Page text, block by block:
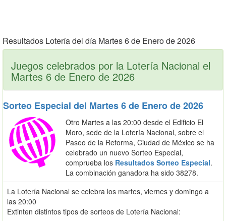
Resultados Lotería del día Martes 6 de Enero de 2026
Juegos celebrados por la Lotería Nacional el
Martes 6 de Enero de 2026
Sorteo Especial del Martes 6 de Enero de 2026
Otro Martes a las 20:00 desde el Edificio El
Moro, sede de la Lotería Nacional, sobre el
Paseo de la Reforma, Ciudad de México se ha
celebrado un nuevo Sorteo Especial,
comprueba los Resultados Sorteo Especial.
La combinación ganadora ha sido 38278.
La Lotería Nacional se celebra los martes, viernes y domingo a
las 20:00
Extinten distintos tipos de sorteos de Lotería Nacional: